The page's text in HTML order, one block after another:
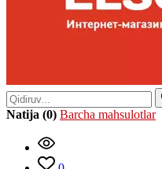
Natija (0) Barcha mahsulotlar